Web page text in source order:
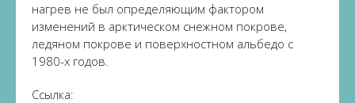
нагрев не был определяющим фактором
изменений в арктическом снежном покрове,
ледяном покрове и поверхностном альбедо с
1980-х годов.
Ссылка: